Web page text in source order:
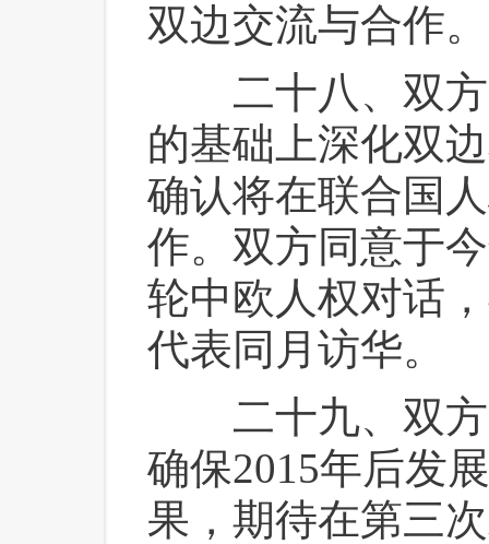
双边交流与合作。
二十八、双方
的基础上深化双
确认将在联合国
作。双方同意于
轮中欧人权对话
代表同月访华。
二十九、双方
确保2015年后发
果，期待在第三